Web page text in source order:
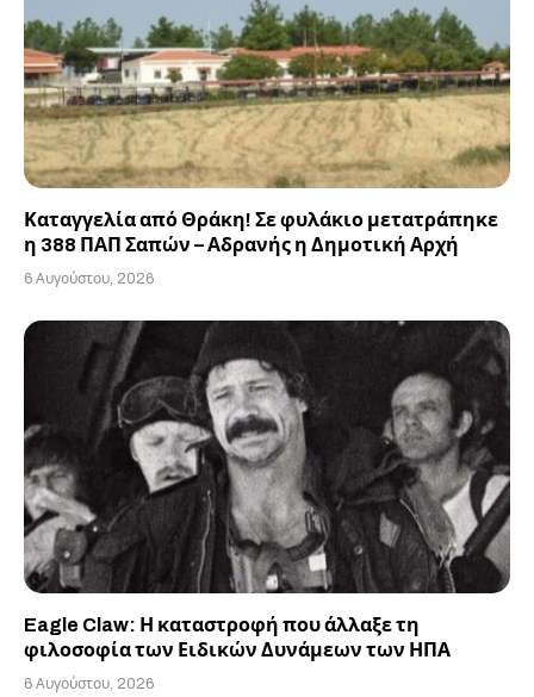
Καταγγελία από Θράκη! Σε φυλάκιο μετατράπηκε
η 388 ΠΑΠ Σαπών – Αδρανής η Δημοτική Αρχή
6 Αυγούστου, 2026
Eagle Claw: Η καταστροφή που άλλαξε τη
φιλοσοφία των Ειδικών Δυνάμεων των ΗΠΑ
6 Αυγούστου, 2026